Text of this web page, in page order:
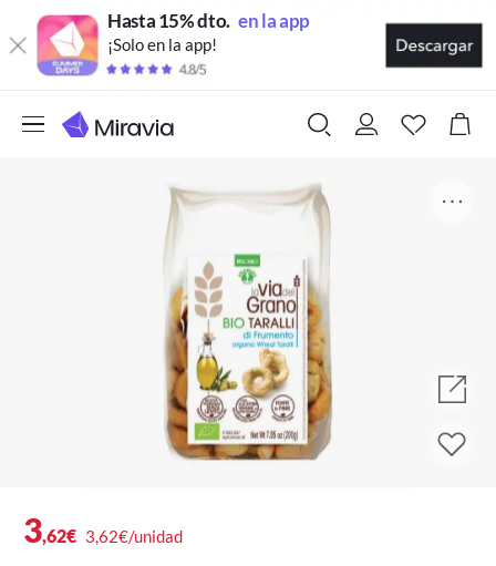
Hasta 15% dto. en la app
¡Solo en la app!
3,62€ 3,62€/unidad